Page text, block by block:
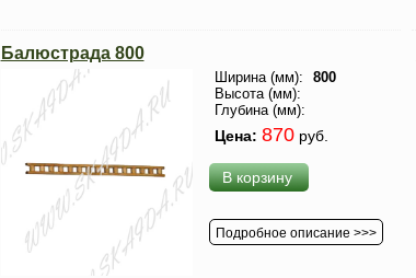
Балюстрада 800
Ширина (мм):
800
Высота (мм):
Глубина (мм):
Цена: 870руб.
В корзину
Подробное описание >>>